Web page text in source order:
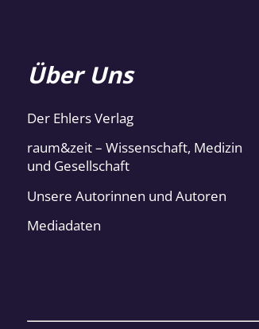
Über Uns
Der Ehlers Verlag
raum&zeit – Wissenschaft, Medizin
und Gesellschaft
Unsere Autorinnen und Autoren
Mediadaten